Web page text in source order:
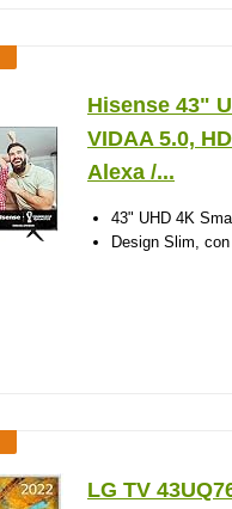
Hisense 43"
VIDAA 5.0,
Alexa /...
43" UHD 4K
Design Slim,
LG TV